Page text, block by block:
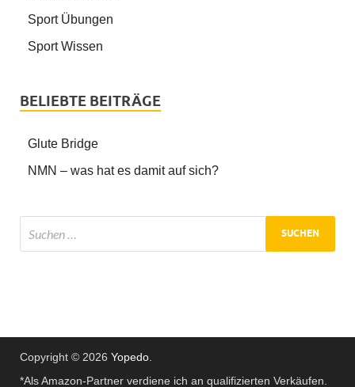
Sport Übungen
Sport Wissen
BELIEBTE BEITRÄGE
Glute Bridge
NMN – was hat es damit auf sich?
Copyright © 2026 Yopedo
*Als Amazon-Partner verdiene ich an qualifizierten Verkäufen.